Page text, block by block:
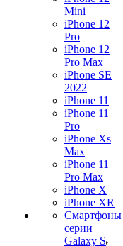
Mini
iPhone 12
Pro
iPhone 12
Pro Max
iPhone SE
2022
iPhone 11
iPhone 11
Pro
iPhone Xs
Max
iPhone 11
Pro Max
iPhone X
iPhone XR
Смартфоны
серии
Galaxy S